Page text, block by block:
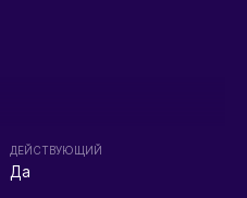
ДЕЙСТВУЮЩИЙ
Да